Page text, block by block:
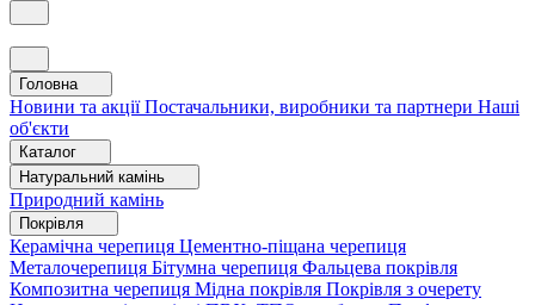
Головна
Новини та акціїПостачальники, виробники та партнери Наші
об'єкти
Каталог
Натуральний камінь
Природний камінь
Покрівля
Керамічна черепиця Цементно-піщана черепиця
Металочерепиця Бітумна черепиця Фальцева покрівля
Композитна черепиця Мідна покрівля Покрівля з очерету